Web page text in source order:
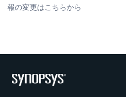
報の変更はこちらから